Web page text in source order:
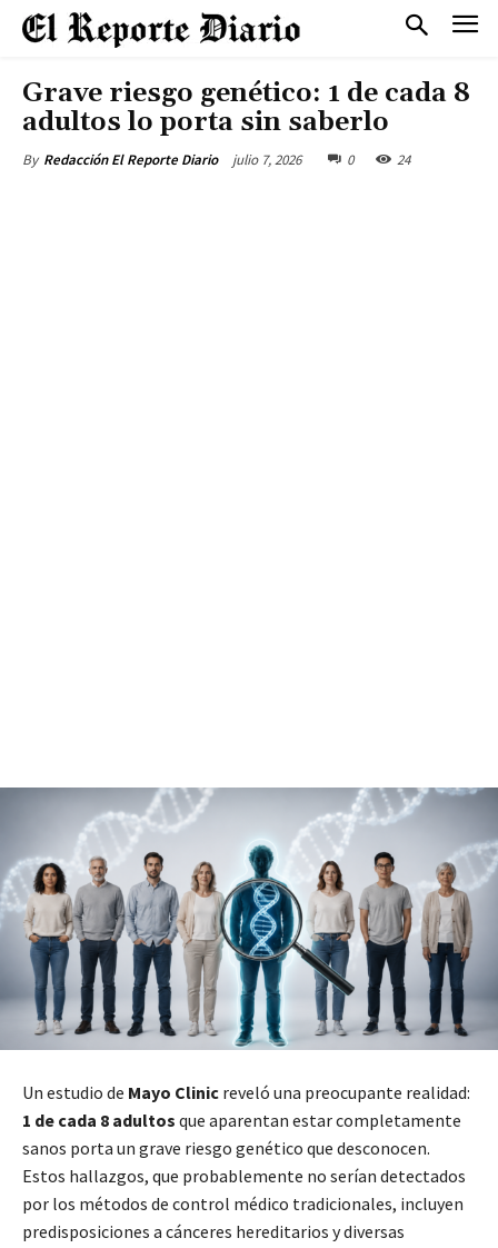
Grave riesgo genético: 1 de cada 8
adultos lo porta sin saberlo
By Redacción El Reporte Diario julio 7, 2026 0 24
Un estudio de Mayo Clinic reveló una preocupante realidad:
1 de cada 8 adultos que aparentan estar completamente
sanos porta un grave riesgo genético que desconocen.
Estos hallazgos, que probablemente no serían detectados
por los métodos de control médico tradicionales, incluyen
predisposiciones a cánceres hereditarios y diversas